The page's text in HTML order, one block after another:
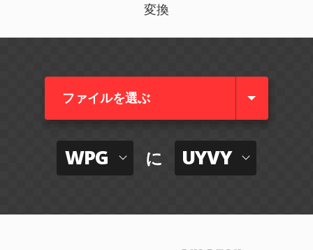
変換
ファイルを選ぶ
WPG に UYVY